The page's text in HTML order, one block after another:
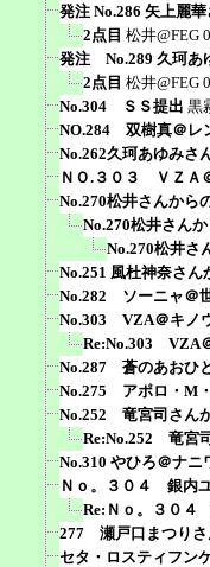
発注 No.286 矢上麗
2点目 松井@FEG
発注 No.289 久珂あ
2点目 松井@FEG
No.304 ＳＳ提出 黒
NO.284 双樹真＠レ
No.262久珂あゆみさ
ＮＯ.３０３ ＶＺＡ
No.270松井さんから
No.270松井さん
No.270松井さ
No.251 風杜神奈さん
No.282 ソーニャ＠
No.303 VZA＠キノ
Re:No.303 VZA
No.287 蒼のあおひ
No.275 アポロ・M
No.252 竜宮司さん
Re:No.252 竜宮
No.310 やひろ＠ナニ
Ｎｏ。３０４ 銀内
Re:Ｎｏ。３０４
277 瀬戸口まつりさ
セタ・ロスティフン